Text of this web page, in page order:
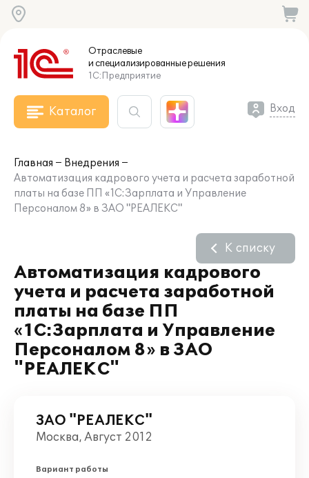
Отраслевые
и специализированныерешения
1С:Предприятие
Каталог Вход
Главная
Внедрения
Автоматизация кадрового учета и расчета заработной
платы на базе ПП «1С:Зарплата и Управление
Персоналом 8» в ЗАО "РЕАЛЕКС"
Автоматизация кадрового
учета и расчета заработной
платы на базе ПП
«1С:Зарплата и Управление
Персоналом 8» в ЗАО
"РЕАЛЕКС"
К списку
ЗАО "РЕАЛЕКС"
Москва, Август 2012
Вариант работы